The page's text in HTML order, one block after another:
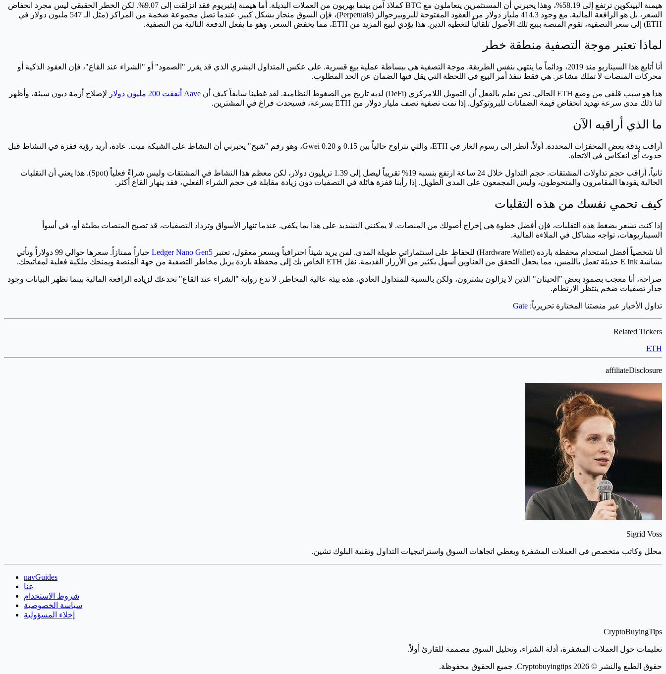
هيمنة البيتكوين ترتفع إلى 58.19%، وهذا يخبرني أن المستثمرين يتعاملون مع BTC كملاذ آمن بينما يهربون من العملات البديلة. أما هيمنة إيثيريوم فقد انزلقت إلى 9.07%. لكن الخطر الحقيقي ليس مجرد انخفاض
السعر، بل هو الرافعة المالية. مع وجود 414.3 مليار دولار من العقود المفتوحة للبروبيرجوالز (Perpetuals)، فإن السوق منحاز بشكل كبير. عندما تصل مجموعة ضخمة من المراكز (مثل الـ 547 مليون دولار في
ETH) إلى سعر التصفية، تقوم المنصة ببيع تلك الأصول تلقائياً لتغطية الدين. هذا يؤدي لبيع المزيد من ETH، مما يخفض السعر، وهو ما يفعل الدفعة التالية من التصفية.
لماذا تعتبر موجة التصفية منطقة خطر
أنا أتابع هذا السيناريو منذ 2019، ودائماً ما ينتهي بنفس الطريقة. موجة التصفية هي ببساطة عملية بيع قسرية. على عكس المتداول البشري الذي قد يقرر "الصمود" أو "الشراء عند القاع"، فإن العقود الذكية أو
محركات المنصات لا تملك مشاعر. هي فقط تنفذ أمر البيع في اللحظة التي يقل فيها الضمان عن الحد المطلوب.
هذا هو سبب قلقي من وضع ETH الحالي. نحن نعلم بالفعل أن التمويل اللامركزي (DeFi) لديه تاريخ من الضغوط النظامية. لقد غطينا سابقاً كيف أن Aave أنفقت 200 مليون دولار
لإصلاح أزمة ديون سيئة، وأظهر
لنا ذلك مدى سرعة تهديد انخفاض قيمة الضمانات للبروتوكول. إذا تمت تصفية نصف مليار دولار من ETH بسرعة، فسيحدث فراغ في المشترين.
ما الذي أراقبه الآن
أراقب بدقة بعض المحفزات المحددة. أولاً، أنظر إلى رسوم الغاز في ETH، والتي تتراوح حالياً بين 0.15 و 0.20 Gwei، وهو رقم "شبح" يخبرني أن النشاط على الشبكة ميت. عادة، أريد رؤية قفزة في النشاط قبل
حدوث أي انعكاس في الاتجاه.
ثانياً، أراقب حجم تداولات المشتقات. حجم التداول خلال 24 ساعة ارتفع بنسبة 19% تقريباً ليصل إلى 1.39 تريليون دولار، لكن معظم هذا النشاط في المشتقات وليس شراءً فعلياً (Spot). هذا يعني أن التقلبات
الحالية يقودها المقامرون والمتحوطون، وليس المجمعون على المدى الطويل. إذا رأينا قفزة هائلة في التصفيات دون زيادة مقابلة في حجم الشراء الفعلي، فقد ينهار القاع أكثر.
كيف تحمي نفسك من هذه التقلبات
إذا كنت تشعر بضغط هذه التقلبات، فإن أفضل خطوة هي إخراج أصولك من المنصات. لا يمكنني التشديد على هذا بما يكفي. عندما تنهار الأسواق وتزداد التصفيات، قد تصبح المنصات بطيئة أو، في أسوأ
السيناريوهات، تواجه مشاكل في الملاءة المالية.
أنا شخصياً أفضل استخدام محفظة باردة (Hardware Wallet) للحفاظ على استثماراتي طويلة المدى. لمن يريد شيئاً احترافياً وبسعر معقول، تعتبر Ledger Nano Gen5
خياراً ممتازاً. سعرها حوالي 99 دولاراً وتأتي
بشاشة E Ink حديثة تعمل باللمس، مما يجعل التحقق من العناوين أسهل بكثير من الأزرار القديمة. نقل ETH الخاص بك إلى محفظة باردة يزيل مخاطر التصفية من جهة المنصة ويمنحك ملكية فعلية لمفاتيحك.
صراحة، أنا معجب بصمود بعض "الحيتان" الذين لا يزالون يشترون، ولكن بالنسبة للمتداول العادي، هذه بيئة عالية المخاطر. لا تدع رواية "الشراء عند القاع" تخدعك لزيادة الرافعة المالية بينما تظهر البيانات وجود
جدار تصفيات ضخم ينتظر الارتطام.
تداول الأخبار عبر منصتنا المختارة تحريرياً: Gate
Related Tickers
ETH
affiliateDisclosure
Sigrid Voss
محلل وكاتب متخصص في العملات المشفرة ويغطي اتجاهات السوق واستراتيجيات التداول وتقنية البلوك تشين.
navGuides
عنا
شروط الاستخدام
سياسة الخصوصية
إخلاء المسؤولية
CryptoBuyingTips
تعليمات حول العملات المشفرة، أدلة الشراء، وتحليل السوق مصممة للقارئ أولاً.
حقوق الطبع والنشر © 2026 Cryptobuyingtips. جميع الحقوق محفوظة.